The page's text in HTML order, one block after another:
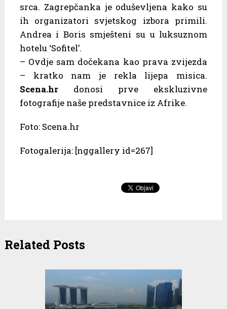
srca. Zagrepčanka je oduševljena kako su
ih organizatori svjetskog izbora primili.
Andrea i Boris smješteni su u luksuznom
hotelu ‘Sofitel’.
– Ovdje sam dočekana kao prava zvijezda
– kratko nam je rekla lijepa misica.
Scena.hrdonosi prve ekskluzivne
fotografije naše predstavnice iz Afrike.
Foto: Scena.hr
Fotogalerija: [nggallery id=267]
Related Posts